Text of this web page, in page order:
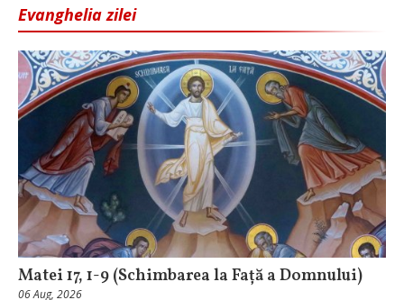
Evanghelia zilei
Matei 17, 1-9 (Schimbarea la Față a Domnului)
06 Aug, 2026